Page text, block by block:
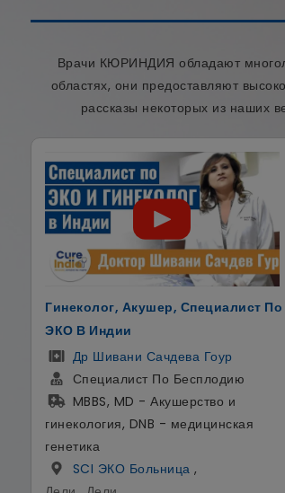
Врачи КЮРИНДИЯ обладают
областях, они предоставляют
рассказы некоторых из наших
Ортопедическая И Эндопротезная
Хирургия Плечевого Сустава В
Индии
Др Нитирадж Обьрой
Ортопед И Хирург По Замене
Суставов
MBBS, DNB, FRCS - Общая
хирургия, MS - ортопедия